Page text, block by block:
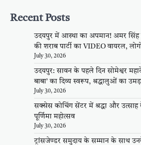
Recent Posts
उदयपुर में आस्था का अपमान! अमर
की शराब पार्टी का VIDEO वायरल,
July 30, 2026
उदयपुर: सावन के पहले दिन सोमेश्वर
बाबा’ का दिव्य स्वरूप, श्रद्धालुओं का
July 30, 2026
सक्सेस कोचिंग सेंटर में श्रद्धा और उत्साह
पूर्णिमा महोत्सव
July 30, 2026
ट्रांसजेण्डर समुदाय के सम्मान के साथ